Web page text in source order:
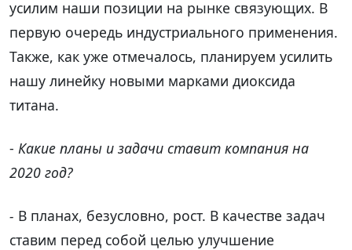
усилим наши позиции на рынке связующих. В
первую очередь индустриального применения.
Также, как уже отмечалось, планируем усилить
нашу линейку новыми марками диоксида
титана.
- Какие планы и задачи ставит компания на
2020 год?
- В планах, безусловно, рост. В качестве задач
ставим перед собой целью улучшение